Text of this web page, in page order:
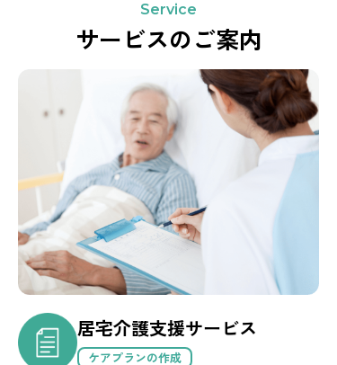
Service
サービスのご案内
居宅介護支援サービス
ケアプランの作成